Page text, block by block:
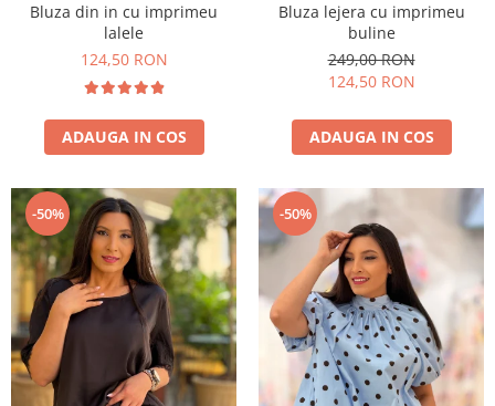
Bluza din in cu imprimeu
lalele
124,50 RON
ADAUGA IN COS
Bluza lejera cu imprimeu
buline
249,00 RON
124,50 RON
ADAUGA IN COS
-50% -50%